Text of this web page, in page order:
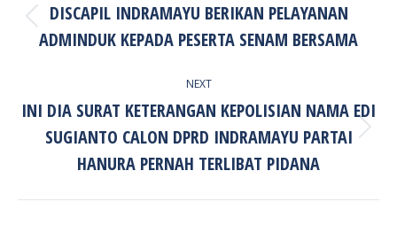
Previous
post:
DISCAPIL INDRAMAYU BERIKAN PELAYANAN
ADMINDUK KEPADA PESERTA SENAM BERSAMA
NEXT
Next
post:
INI DIA SURAT KETERANGAN KEPOLISIAN NAMA EDI
SUGIANTO CALON DPRD INDRAMAYU PARTAI
HANURA PERNAH TERLIBAT PIDANA